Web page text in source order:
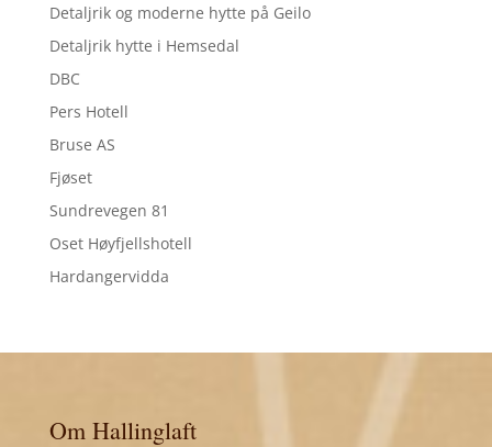
Detaljrik og moderne hytte på Geilo
Detaljrik hytte i Hemsedal
DBC
Pers Hotell
Bruse AS
Fjøset
Sundrevegen 81
Oset Høyfjellshotell
Hardangervidda
Om Hallinglaft